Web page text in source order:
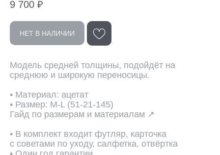
9 700 ₽
НЕТ В НАЛИЧИИ
Модель средней толщины, подойдёт на
среднюю и широкую переносицы.
• Материал: ацетат
• Размер: M-L (51-21-145)
Гайд по размерам и материалам ↗
• В комплект входит футляр, карточка
с советами по уходу, салфетка, отвёртка
Эта модель
в других цветах